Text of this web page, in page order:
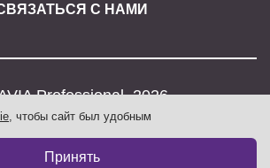
С НАМИ
Professional, 2026
, чтобы сайт был удобным
Принять